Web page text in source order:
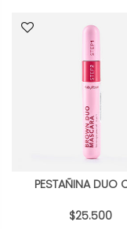
PESTAÑINA DUO
$25.500